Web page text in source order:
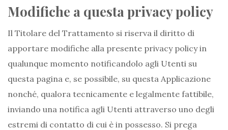
Modifiche a questa privacy policy
Il Titolare del Trattamento si riserva il diritto di
apportare modifiche alla presente privacy policy in
qualunque momento notificandolo agli Utenti su
questa pagina e, se possibile, su questa Applicazione
nonché, qualora tecnicamente e legalmente fattibile,
inviando una notifica agli Utenti attraverso uno degli
estremi di contatto di cui è in possesso. Si prega